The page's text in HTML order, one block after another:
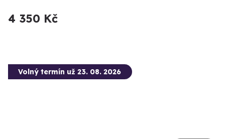
4 350 Kč
Volný termín už 23. 08. 2026